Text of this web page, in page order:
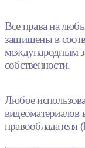
Все права на
защищены в
международным
собственности.
Любое
видеоматериалов